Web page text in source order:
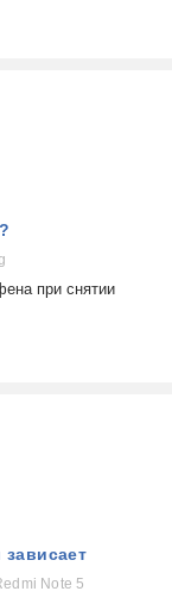
при снятии
Note 5